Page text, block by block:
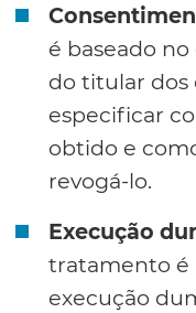
é baseado
do titular dos
especificar
obtido e
revogá-lo.
Execução
tratamento é
execução